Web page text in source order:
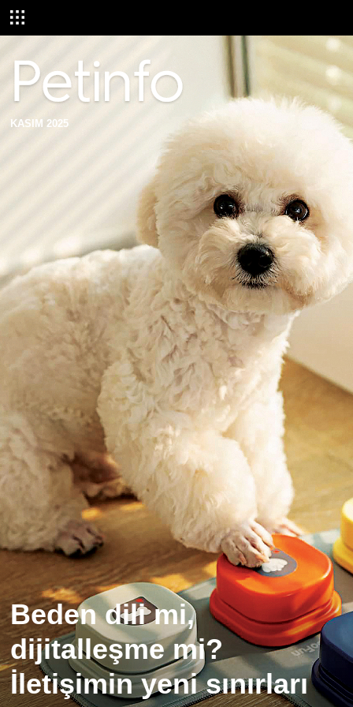
KASIM 2025
Beden dili mi,
dijitalleşme mi?
İletişimin yeni sınırları